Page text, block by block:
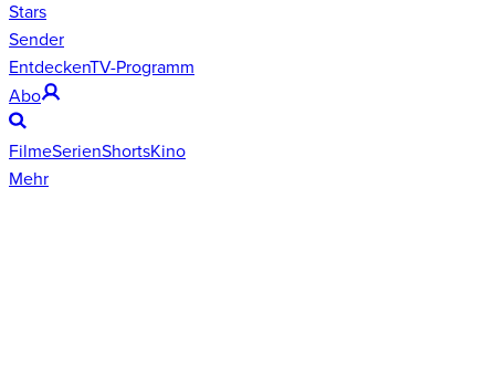
Stars
Sender
EntdeckenTV-Programm
Abo
FilmeSerienShortsKino
Mehr